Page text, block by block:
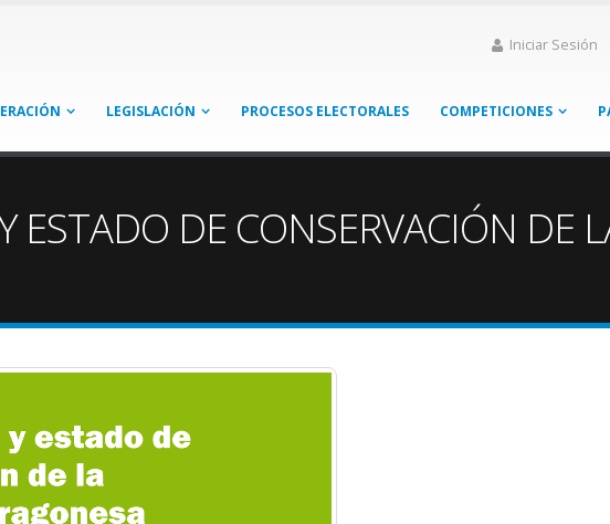
Iniciar Sesión
LEGISLACIÓN PROCESOS ELECTORALES COMPETICIONES
ESTADO DE CONSERVACIÓN DE